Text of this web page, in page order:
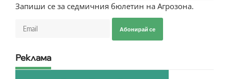
Запиши се за седмичния бюлетин на Агрозона.
Абонирай се
Реклама